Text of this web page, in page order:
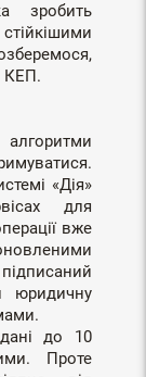
зробить
КЕП.
алгоритми
«Дія»
для
вже
юридичну
до 10
Проте